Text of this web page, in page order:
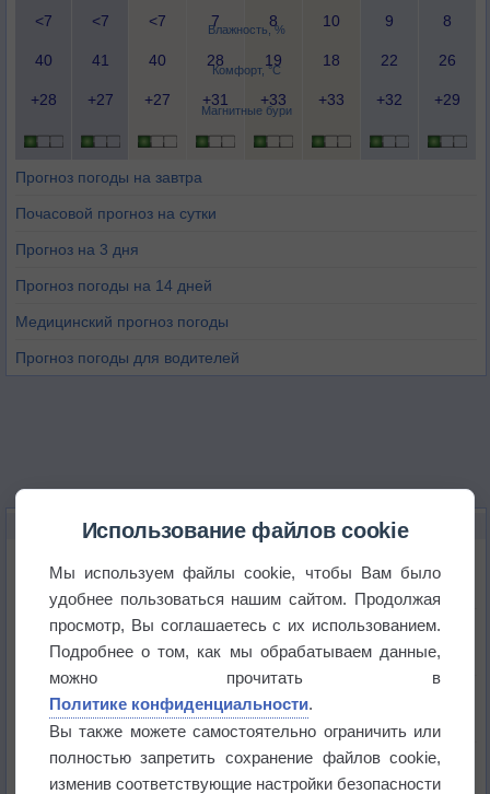
Влажность, %
Комфорт, °C
Магнитные бури
<7 <7 <7 7 8 10 9 8
40 41 40 28 19 18 22 26
+28 +27 +27 +31 +33 +33 +32 +29
Прогноз погоды на завтра
Почасовой прогноз на сутки
Прогноз на 3 дня
Прогноз погоды на 14 дней
Медицинский прогноз погоды
Прогноз погоды для водителей
НОВОЕ О ПОГОДЕ
+51°
Европейские столицы бьют рекорды жары
Впервые за 155 лет в Лондоне в течение месяца
не выпадал дождь
Лето продолжит щедро раздавать своё тепло!
Использование файлов cookie
Мы используем файлы cookie, чтобы Вам было
удобнее пользоваться нашим сайтом. Продолжая
просмотр, Вы соглашаетесь с их использованием.
Подробнее о том, как мы обрабатываем данные,
можно прочитать в
Политике конфиденциальности.
Вы также можете самостоятельно ограничить или
полностью запретить сохранение файлов cookie,
изменив соответствующие настройки безопасности